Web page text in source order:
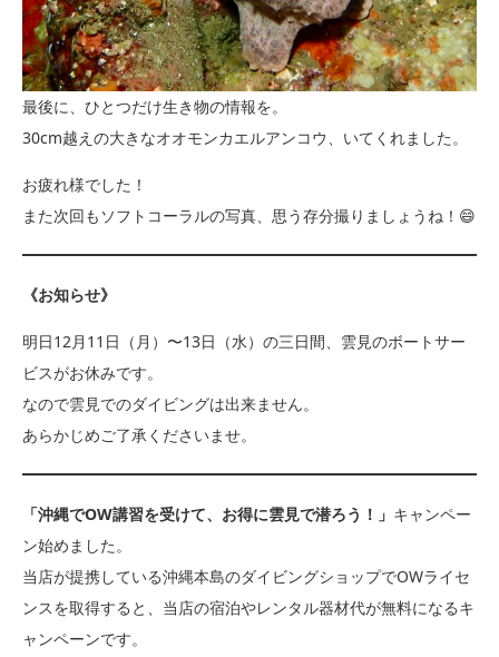
最後に、ひとつだけ生き物の情報を。
30cm越えの大きなオオモンカエルアンコウ、いてくれました。
お疲れ様でした！
また次回もソフトコーラルの写真、思う存分撮りましょうね！😄
《お知らせ》
明日12月11日（月）〜13日（水）の三日間、雲見のボートサー
ビスがお休みです。
なので雲見でのダイビングは出来ません。
あらかじめご了承くださいませ。
「沖縄でOW講習を受けて、お得に雲見で潜ろう！」 キャンペー
ン始めました。
当店が提携している沖縄本島のダイビングショップでOWライセ
ンスを取得すると、当店の宿泊やレンタル器材代が無料になるキ
ャンペーンです。